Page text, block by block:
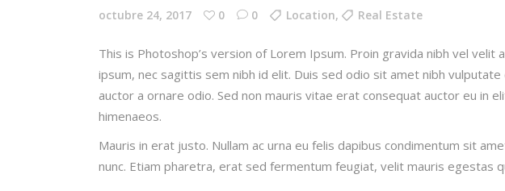
octubre 24, 2017 0 0 Location, Real Estate
This is Photoshop’s version of Lorem Ipsum. Proin gravida nibh vel
ipsum, nec sagittis sem nibh id elit. Duis sed odio sit amet nibh
auctor a ornare odio. Sed non mauris vitae erat consequat auctor eu in
himenaeos.
Mauris in erat justo. Nullam ac urna eu felis dapibus condimentum sit
nunc. Etiam pharetra, erat sed fermentum feugiat, velit mauris egestas